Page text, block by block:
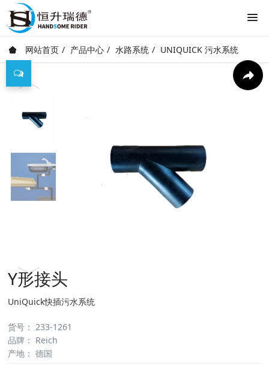
网站首页 产品中心 水路系统 UNIQUICK 污水系统
Y形接头
UniQuick快插污水系统
货号 ： 233-1261
品牌 ： Reich
产地 ： 德国